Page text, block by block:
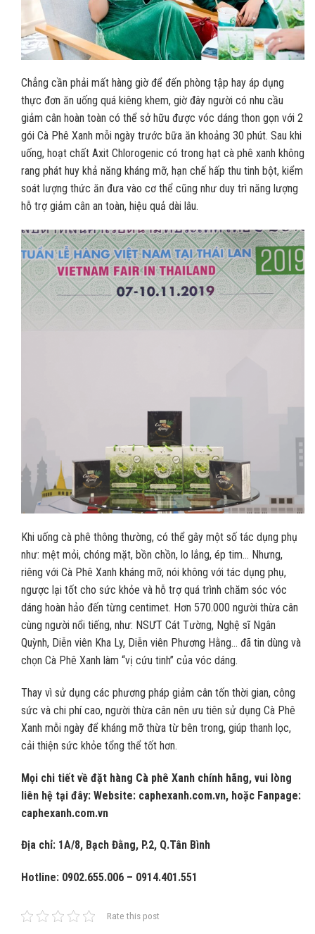
Chẳng cần phải mất hàng giờ để đến phòng tập hay áp dụng
thực đơn ăn uống quá kiêng khem, giờ đây người có nhu cầu
giảm cân hoàn toàn có thể sở hữu được vóc dáng thon gọn với 2
gói Cà Phê Xanh mỗi ngày trước bữa ăn khoảng 30 phút. Sau khi
uống, hoạt chất Axit Chlorogenic có trong hạt cà phê xanh không
rang phát huy khả năng kháng mỡ, hạn chế hấp thu tinh bột, kiểm
soát lượng thức ăn đưa vào cơ thể cũng như duy trì năng lượng
hỗ trợ giảm cân an toàn, hiệu quả dài lâu.
Khi uống cà phê thông thường, có thể gây một số tác dụng phụ
như: mệt mỏi, chóng mặt, bồn chồn, lo lắng, ép tim… Nhưng,
riêng với Cà Phê Xanh kháng mỡ, nói không với tác dụng phụ,
ngược lại tốt cho sức khỏe và hỗ trợ quá trình chăm sóc vóc
dáng hoàn hảo đến từng centimet. Hơn 570.000 người thừa cân
cùng người nổi tiếng, như: NSƯT Cát Tường, Nghệ sĩ Ngân
Quỳnh, Diễn viên Kha Ly, Diễn viên Phương Hằng… đã tin dùng và
chọn Cà Phê Xanh làm “vị cứu tinh” của vóc dáng.
Thay vì sử dụng các phương pháp giảm cân tốn thời gian, công
sức và chi phí cao, người thừa cân nên ưu tiên sử dụng Cà Phê
Xanh mỗi ngày để kháng mỡ thừa từ bên trong, giúp thanh lọc,
cải thiện sức khỏe tổng thể tốt hơn.
Mọi chi tiết về đặt hàng Cà phê Xanh chính hãng, vui lòng
liên hệ tại đây: Website: caphexanh.com.vn, hoặc Fanpage:
caphexanh.com.vn
Địa chỉ: 1A/8, Bạch Đằng, P.2, Q.Tân Bình
Hotline: 0902.655.006 – 0914.401.551
Rate this post